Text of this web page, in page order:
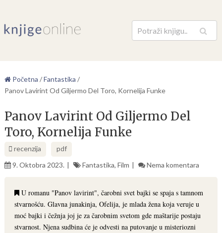
Pretraga
Početna /Fantastika /
Panov Lavirint Od Giljermo Del Toro, Kornelija Funke
Panov Lavirint Od Giljermo Del
Toro, Kornelija Funke
recenzija
pdf
9. Oktobra 2023.
Fantastika, Film Nema komentara
U romanu "Panov lavirint", čarobni svet bajki se spaja s tamnom
stvarnošću. Glavna junakinja, Ofelija, je mlada žena koja veruje u
moć bajki i čežnja joj je za čarobnim svetom gde maštarije postaju
stvarnost. Njena sudbina će je odvesti na putovanje u misteriozni